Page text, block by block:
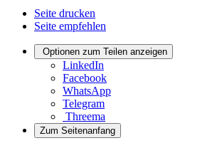
Seite drucken
Seite empfehlen
Optionen zum Teilen anzeigen
LinkedIn
Facebook
WhatsApp
Telegram
Threema
Zum Seitenanfang